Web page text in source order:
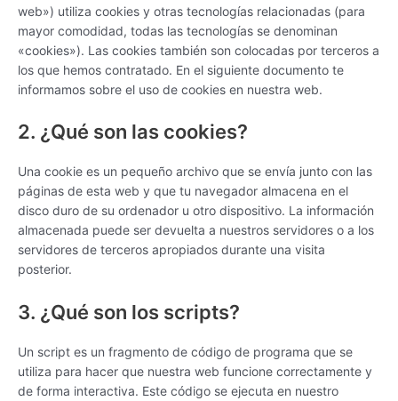
web») utiliza cookies y otras tecnologías relacionadas (para
mayor comodidad, todas las tecnologías se denominan
«cookies»). Las cookies también son colocadas por terceros a
los que hemos contratado. En el siguiente documento te
informamos sobre el uso de cookies en nuestra web.
2. ¿Qué son las cookies?
Una cookie es un pequeño archivo que se envía junto con las
páginas de esta web y que tu navegador almacena en el
disco duro de su ordenador u otro dispositivo. La información
almacenada puede ser devuelta a nuestros servidores o a los
servidores de terceros apropiados durante una visita
posterior.
3. ¿Qué son los scripts?
Un script es un fragmento de código de programa que se
utiliza para hacer que nuestra web funcione correctamente y
de forma interactiva. Este código se ejecuta en nuestro